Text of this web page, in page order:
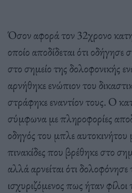
Όσον αφορά τον 32χρονο
οποίο αποδίδεται ότι
στο σημείο της δολοφονικής
αρνήθηκε ενώπιον του
στράφηκε εναντίον τους. Ο
σύμφωνα με πληροφορίες
οδηγός του μπλε αυτοκινήτου
πινακίδες που βρέθηκε στο
αλλά αρνείται ότι δολοφόνησε
ισχυριζόμενος πως ήταν